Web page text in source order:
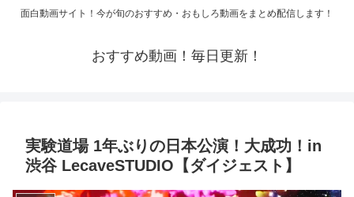
面白動画サイト！今が旬のおすすめ・おもしろ動画をまとめ配信します！
おすすめ動画！毎日更新！
実験道場 1年ぶりの日本公演！大成功！in
渋谷 LecaveSTUDIO【ダイジェスト】